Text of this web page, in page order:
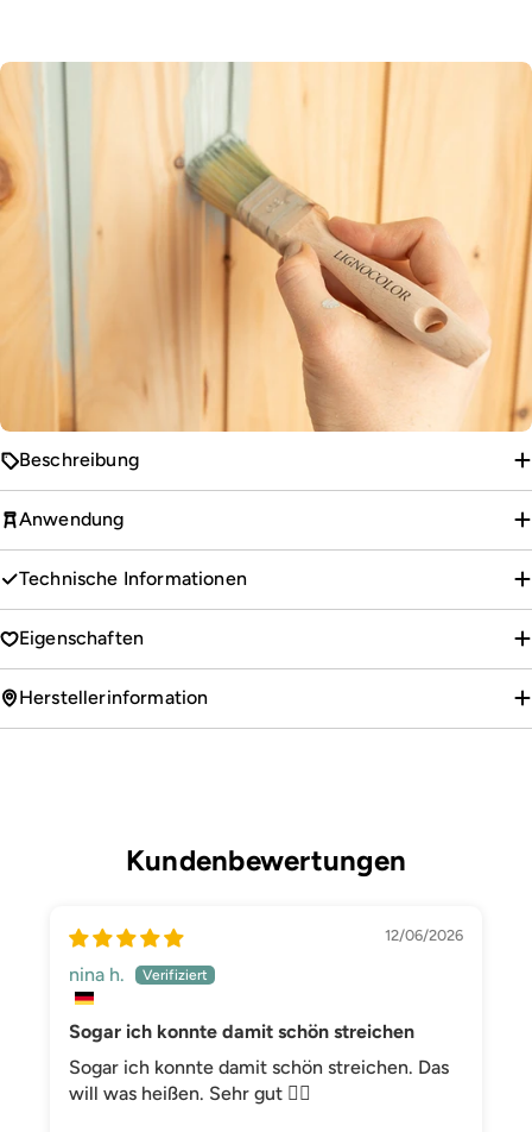
Beschreibung
Anwendung
Technische Informationen
Eigenschaften
Herstellerinformation
Kundenbewertungen
12/06/2026
nina h.
Sogar ich konnte damit schön streichen
Sogar ich konnte damit schön streichen. Das
will was heißen. Sehr gut 👍🏻